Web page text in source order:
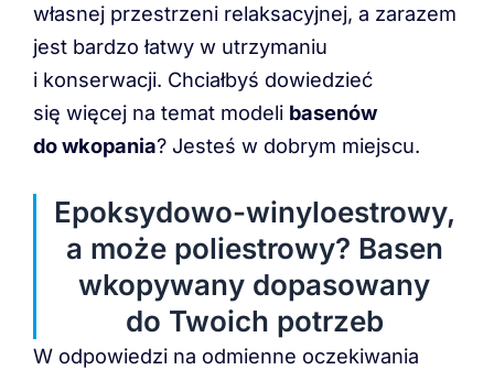
własnej przestrzeni relaksacyjnej, a zarazem
jest bardzo łatwy w utrzymaniu
i konserwacji. Chciałbyś dowiedzieć
się więcej na temat modeli basenów
do wkopania? Jesteś w dobrym miejscu.
Epoksydowo-winyloestrowy,
a może poliestrowy? Basen
wkopywany dopasowany
do Twoich potrzeb
W odpowiedzi na odmienne oczekiwania